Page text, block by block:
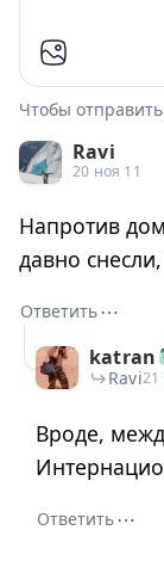
Чтобы
Ravi
20 ноя 11
Напротив
давно
Ответить⋯
katran
Ravi21
Вроде,
Ответить⋯